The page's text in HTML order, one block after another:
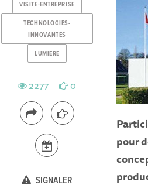
pour
VISITE-ENTREPRISE
TECHNOLOGIES-
INNOVANTES
LUMIERE
2277 0
SIGNALER